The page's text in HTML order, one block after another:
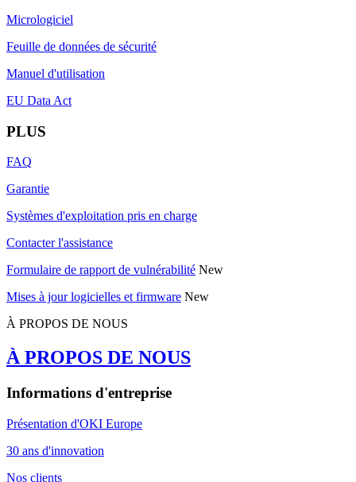
Micrologiciel
Feuille de données de sécurité
Manuel d'utilisation
EU Data Act
PLUS
FAQ
Garantie
Systèmes d'exploitation pris en charge
Contacter l'assistance
Formulaire de rapport de vulnérabilité New
Mises à jour logicielles et firmware New
À PROPOS DE NOUS
À PROPOS DE NOUS
Informations d'entreprise
Présentation d'OKI Europe
30 ans d'innovation
Nos clients